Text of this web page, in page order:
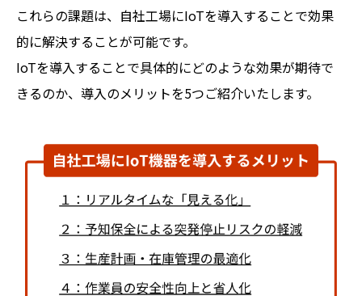
これらの課題は、自社工場にIoTを導入することで効果
的に解決することが可能です。
IoTを導入することで具体的にどのような効果が期待で
きるのか、導入のメリットを5つご紹介いたします。